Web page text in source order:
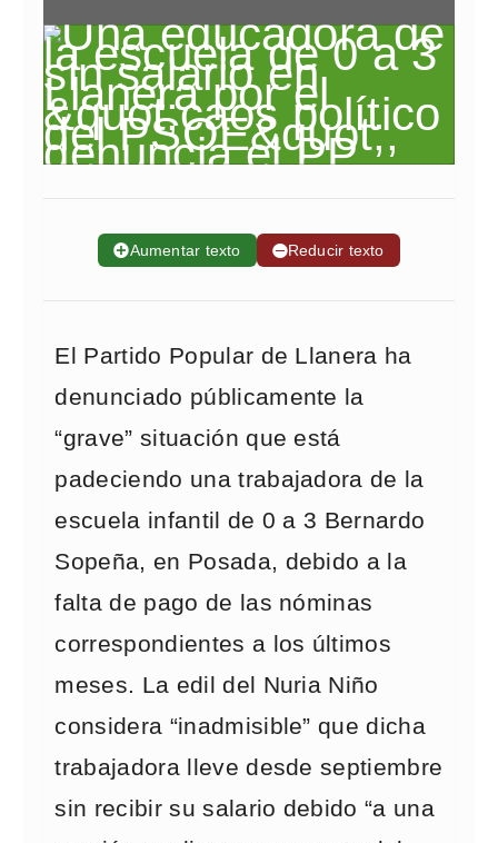
➕Aumentar texto ➖Reducir texto
El Partido Popular de Llanera ha
denunciado públicamente la
“grave” situación que está
padeciendo una trabajadora de la
escuela infantil de 0 a 3 Bernardo
Sopeña, en Posada, debido a la
falta de pago de las nóminas
correspondientes a los últimos
meses. La edil del Nuria Niño
considera “inadmisible” que dicha
trabajadora lleve desde septiembre
sin recibir su salario debido “a una